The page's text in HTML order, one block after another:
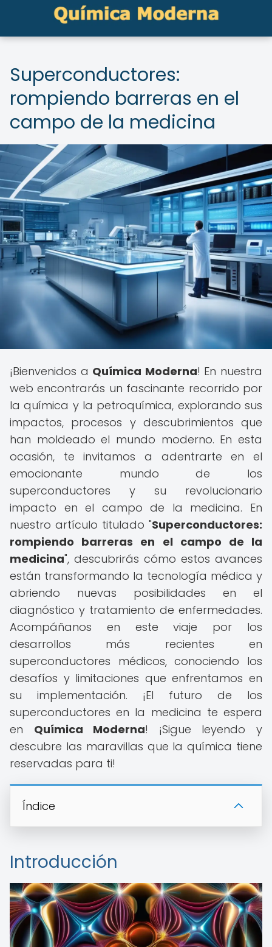
Superconductores:
rompiendo barreras en el
campo de la medicina
¡Bienvenidos a Química Moderna! En nuestra
web encontrarás un fascinante recorrido por
la química y la petroquímica, explorando sus
impactos, procesos y descubrimientos que
han moldeado el mundo moderno. En esta
ocasión, te invitamos a adentrarte en el
emocionante mundo de los
superconductores y su revolucionario
impacto en el campo de la medicina. En
nuestro artículo titulado "Superconductores:
rompiendo barreras en el campo de la
medicina", descubrirás cómo estos avances
están transformando la tecnología médica y
abriendo nuevas posibilidades en el
diagnóstico y tratamiento de enfermedades.
Acompáñanos en este viaje por los
desarrollos más recientes en
superconductores médicos, conociendo los
desafíos y limitaciones que enfrentamos en
su implementación. ¡El futuro de los
superconductores en la medicina te espera
en Química Moderna! ¡Sigue leyendo y
descubre las maravillas que la química tiene
reservadas para ti!
Índice
Introducción